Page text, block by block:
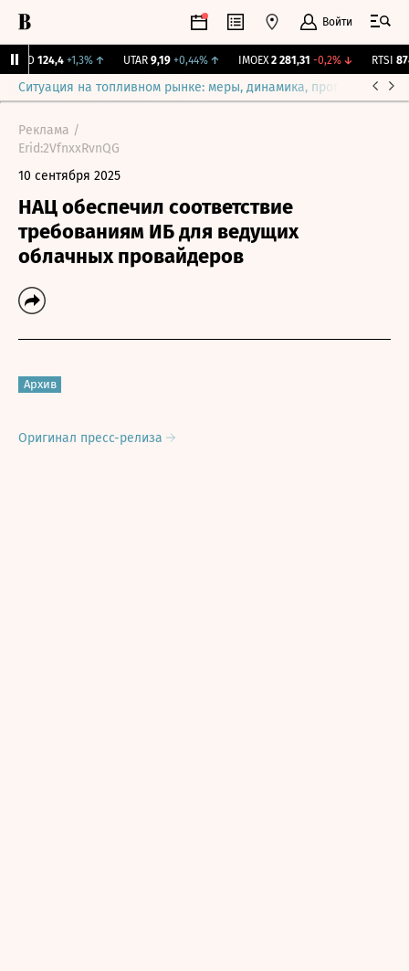
Войти
124,4 +1,3%↑ UTAR 9,19 +0,44%↑ IMOEX 2 281,31 -0,2%↓ RTSI
Ситуация на топливном рынке: меры, динамика, прогнозы
Реклама /
Erid:2VfnxxRvnQG
10 сентября 2025
НАЦ обеспечил соответствие
требованиям ИБ для ведущих
облачных провайдеров
Архив
Оригинал пресс-релиза